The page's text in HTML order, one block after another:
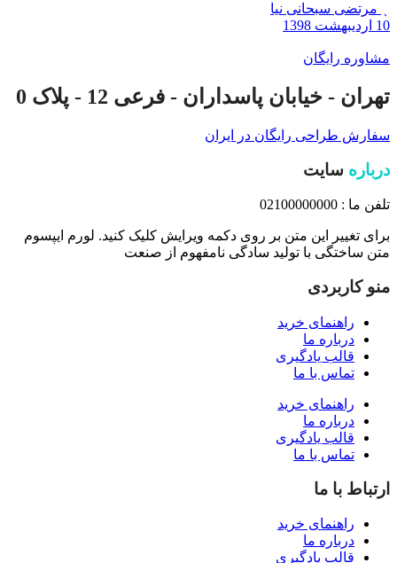
مرتضی سبحانی نیا
10 اردیبهشت 1398
مشاوره رایگان
تهران - خیابان پاسداران - فرعی 12 - پلاک 0
سفارش طراحی رایگان در ایران
درباره سایت
تلفن ما : 02100000000
برای تغییر این متن بر روی دکمه ویرایش کلیک کنید. لورم ایپسوم
متن ساختگی با تولید سادگی نامفهوم از صنعت
منو کاربردی
راهنمای خرید
درباره ما
قالب یادگیری
تماس با ما
راهنمای خرید
درباره ما
قالب یادگیری
تماس با ما
ارتباط با ما
راهنمای خرید
درباره ما
قالب یادگیری